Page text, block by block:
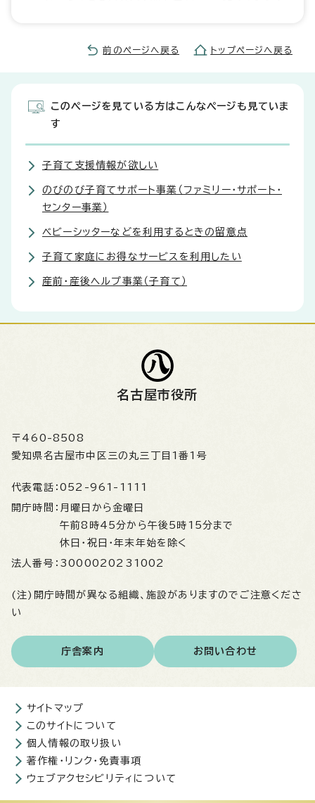
前のページへ戻る トップページへ戻る
このページを見ている方はこんなページも見ていま
す
子育て支援情報が欲しい
のびのび子育てサポート事業（ファミリー・サポート・
センター事業）
ベビーシッターなどを利用するときの留意点
子育て家庭にお得なサービスを利用したい
産前・産後ヘルプ事業（子育て）
名古屋市役所
〒460-8508
愛知県名古屋市中区三の丸三丁目1番1号
代表電話： 052-961-1111
開庁時間： 月曜日から金曜日
午前8時45分から午後5時15分まで
休日・祝日・年末年始を除く
法人番号： 3000020231002
(注)開庁時間が異なる組織、施設がありますのでご注意くださ
い
庁舎案内 お問い合わせ
サイトマップ
このサイトについて
個人情報の取り扱い
著作権・リンク・免責事項
ウェブアクセシビリティについて